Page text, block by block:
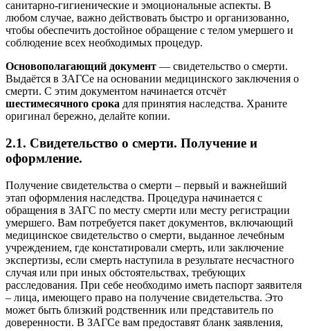
санитарно-гигиенические и эмоциональные аспекты. В
любом случае, важно действовать быстро и организованно,
чтобы обеспечить достойное обращение с телом умершего и
соблюдение всех необходимых процедур.
Основополагающий документ — свидетельство о смерти.
Выдаётся в ЗАГСе на основании медицинского заключения о
смерти. С этим документом начинается отсчёт
шестимесячного срока для принятия наследства. Храните
оригинал бережно, делайте копии.
2.1. Свидетельство о смерти. Получение и
оформление.
Получение свидетельства о смерти – первый и важнейший
этап оформления наследства. Процедура начинается с
обращения в ЗАГС по месту смерти или месту регистрации
умершего. Вам потребуется пакет документов, включающий
медицинское свидетельство о смерти, выданное лечебным
учреждением, где констатировали смерть, или заключение
экспертизы, если смерть наступила в результате несчастного
случая или при иных обстоятельствах, требующих
расследования. При себе необходимо иметь паспорт заявителя
– лица, имеющего право на получение свидетельства. Это
может быть близкий родственник или представитель по
доверенности. В ЗАГСе вам предоставят бланк заявления,